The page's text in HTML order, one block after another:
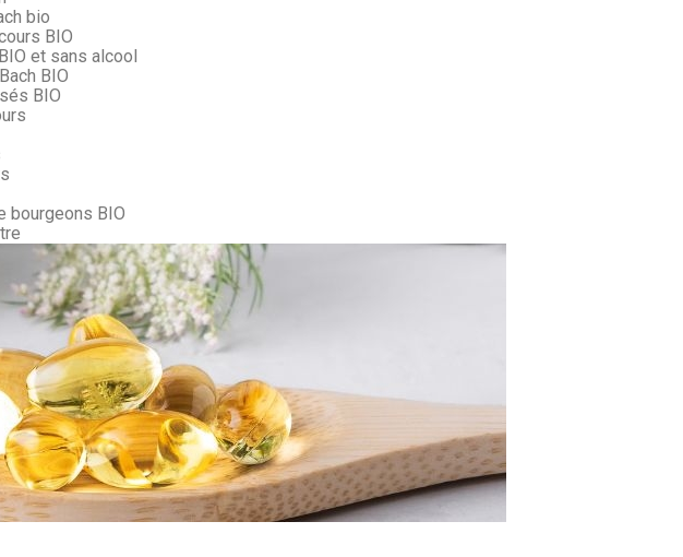
bio
BIO
et sans alcool
BIO
BIO
bourgeons BIO